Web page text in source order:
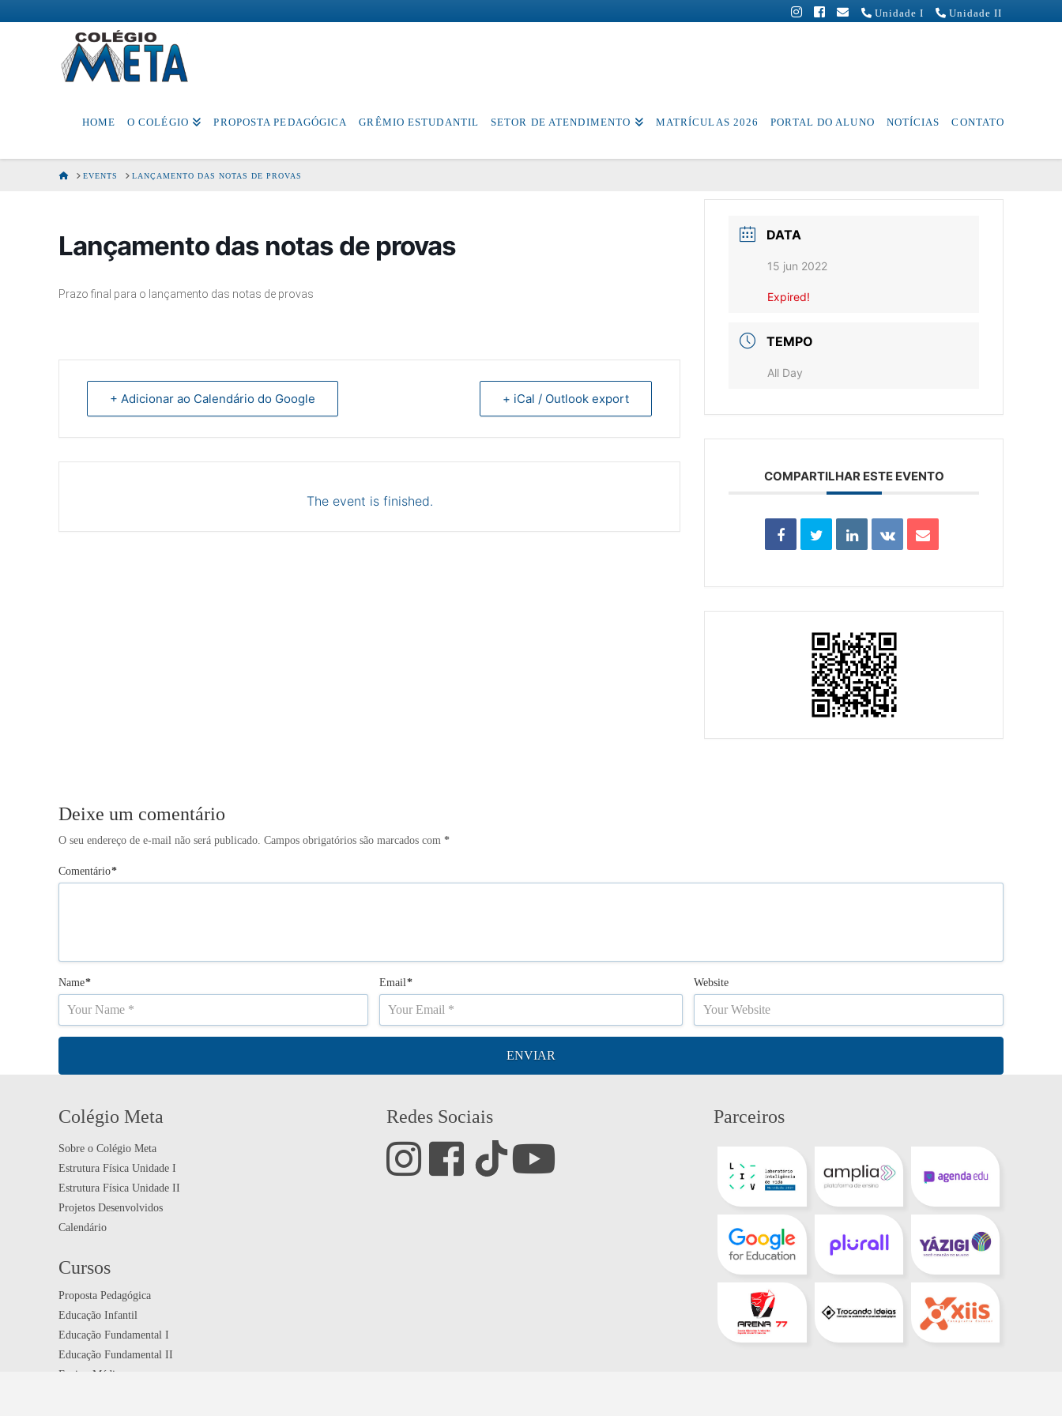
Unidade I Unidade II
Colégio
Meta
HOME O COLÉGIO PROPOSTA PEDAGÓGICA GRÊMIO ESTUDANTIL SETOR DE ATENDIMENTO MATRÍCULAS 2026 PORTAL DO ALUNO NOTÍCIAS CONTATO
HOMEEVENTS LANÇAMENTO DAS NOTAS DE PROVAS
Lançamento das notas de provas
Prazo final para o lançamento das notas de provas
+ Adicionar ao Calendário do Google + iCal / Outlook export
The event is finished.
DATA
15 jun 2022
Expired!
TEMPO
All Day
COMPARTILHAR ESTE EVENTO
Deixe um comentário
O seu endereço de e-mail não será publicado. Campos obrigatórios são marcados com *
Comentário*
Name* Email* Website
Colégio Meta
Sobre o Colégio Meta
Estrutura Física Unidade I
Estrutura Física Unidade II
Projetos Desenvolvidos
Calendário
Cursos
Proposta Pedagógica
Educação Infantil
Educação Fundamental I
Educação Fundamental II
Ensino Médio
Redes Sociais Parceiros